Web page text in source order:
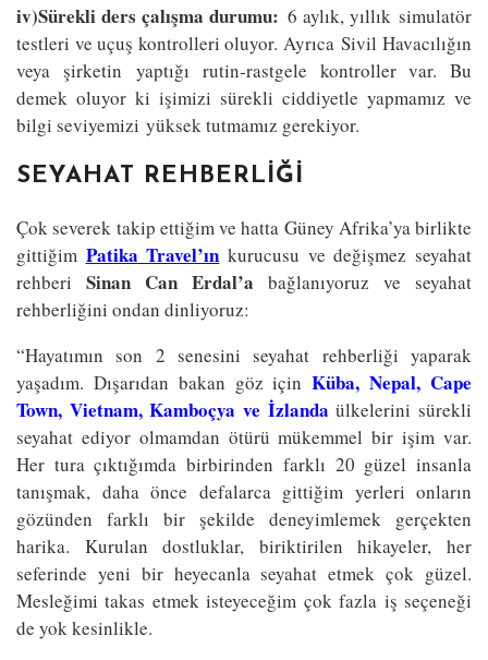
iv)Sürekli ders çalışma durumu: 6 aylık, yıllık simulatör
testleri ve uçuş kontrolleri oluyor. Ayrıca Sivil Havacılığın
veya şirketin yaptığı rutin-rastgele kontroller var. Bu
demek oluyor ki işimizi sürekli ciddiyetle yapmamız ve
bilgi seviyemizi yüksek tutmamız gerekiyor.
SEYAHAT REHBERLIĞI
Çok severek takip ettiğim ve hatta Güney Afrika’ya birlikte
gittiğim Patika Travel’ın kurucusu ve değişmez seyahat
rehberi Sinan Can Erdal’a bağlanıyoruz ve seyahat
rehberliğini ondan dinliyoruz:
“Hayatımın son 2 senesini seyahat rehberliği yaparak
yaşadım. Dışarıdan bakan göz içinKüba, Nepal, Cape
Town, Vietnam, Kamboçya ve İzlanda ülkelerini sürekli
seyahat ediyor olmamdan ötürü mükemmel bir işim var.
Her tura çıktığımda birbirinden farklı 20 güzel insanla
tanışmak, daha önce defalarca gittiğim yerleri onların
gözünden farklı bir şekilde deneyimlemek gerçekten
harika. Kurulan dostluklar, biriktirilen hikayeler, her
seferinde yeni bir heyecanla seyahat etmek çok güzel.
Mesleğimi takas etmek isteyeceğim çok fazla iş seçeneği
de yok kesinlikle.